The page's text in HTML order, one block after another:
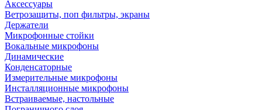
Аксессуары
Ветрозащиты, поп фильтры, экраны
Держатели
Микрофонные стойки
Вокальные микрофоны
Динамические
Конденсаторные
Измерительные микрофоны
Инсталляционные микрофоны
Встраиваемые, настольные